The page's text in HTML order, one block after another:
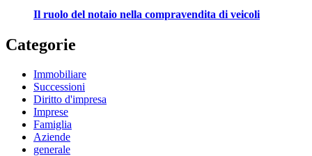
Il ruolo del notaio nella compravendita di veicoli
Categorie
Immobiliare
Successioni
Diritto d'impresa
Imprese
Famiglia
Aziende
generale